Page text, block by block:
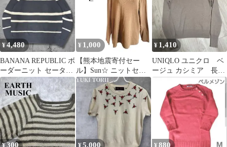
¥4,480
BANANA REPUBLIC ボ
ーダーニット セーター
綿100% アメカジ
¥ 1,000
【熊本地震寄付セー
ル】Sun☆ ニットセー
ター ブラウン L
¥ 1,410
UNIQLO ユニクロ ベ
ージュ カシミア 長袖
ニットセーター XS
¥300 ¥5,000 ¥ 880